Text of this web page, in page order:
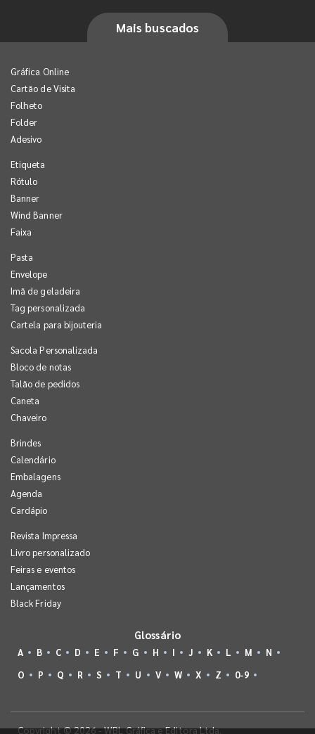
Mais buscados
Gráfica Online
Cartão de Visita
Folheto
Folder
Adesivo
Etiqueta
Rótulo
Banner
Wind Banner
Faixa
Pasta
Envelope
Imã de geladeira
Tag personalizada
Cartela para bijouteria
Sacola Personalizada
Bloco de notas
Talão de pedidos
Caneta
Chaveiro
Brindes
Calendário
Embalagens
Agenda
Cardápio
Revista Impressa
Livro personalizado
Feiras e eventos
Lançamentos
Black Friday
Glossário
A B C D E F G H I J K L M
N
O
P Q R S T U V W X Z 0-9
Copyright © 2026 - WBL Gráfica e Editora Ltda.